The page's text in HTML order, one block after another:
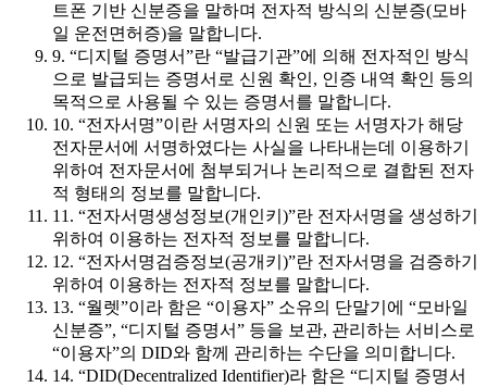
트폰 기반 신분증을 말하며 전자적 방식의 신분증(모바
일 운전면허증)을 말합니다.
9. “디지털 증명서”란 “발급기관”에 의해 전자적인 방식
으로 발급되는 증명서로 신원 확인, 인증 내역 확인 등의
목적으로 사용될 수 있는 증명서를 말합니다.
10. “전자서명”이란 서명자의 신원 또는 서명자가 해당
전자문서에 서명하였다는 사실을 나타내는데 이용하기
위하여 전자문서에 첨부되거나 논리적으로 결합된 전자
적 형태의 정보를 말합니다.
11. “전자서명생성정보(개인키)”란 전자서명을 생성하기
위하여 이용하는 전자적 정보를 말합니다.
12. “전자서명검증정보(공개키)”란 전자서명을 검증하기
위하여 이용하는 전자적 정보를 말합니다.
13. “월렛”이라 함은 “이용자” 소유의 단말기에 “모바일
신분증”, “디지털 증명서” 등을 보관, 관리하는 서비스로
“이용자”의 DID와 함께 관리하는 수단을 의미합니다.
14. “DID(Decentralized Identifier)라 함은 “디지털 증명서